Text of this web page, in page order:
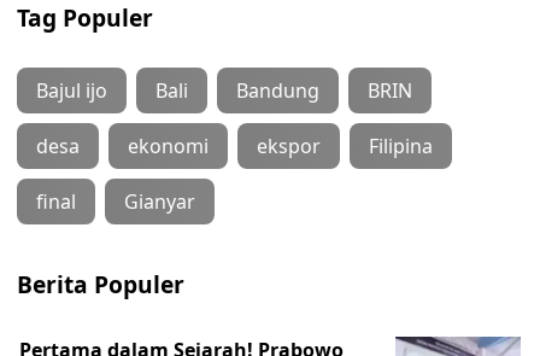
Tag Populer
Bajul ijo Bali Bandung BRIN
desa ekonomi ekspor Filipina
final Gianyar
Berita Populer
Pertama dalam Sejarah! Prabowo